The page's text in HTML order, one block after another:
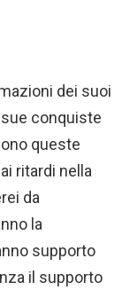
dei suoi
conquiste
queste
ritardi nella
da
la
supporto
il supporto